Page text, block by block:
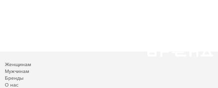
Женщинам
Мужчинам
Бренды
О нас